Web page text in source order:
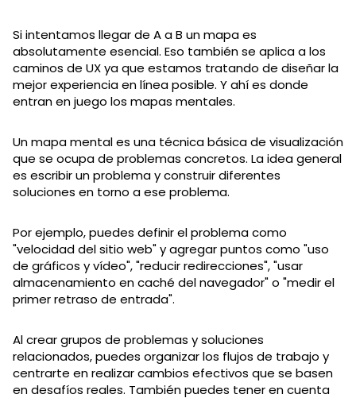
Si intentamos llegar de A a B un mapa es
absolutamente esencial. Eso también se aplica a los
caminos de UX ya que estamos tratando de diseñar la
mejor experiencia en línea posible. Y ahí es donde
entran en juego los mapas mentales.
Un mapa mental es una técnica básica de visualización
que se ocupa de problemas concretos. La idea general
es escribir un problema y construir diferentes
soluciones en torno a ese problema.
Por ejemplo, puedes definir el problema como
"velocidad del sitio web" y agregar puntos como "uso
de gráficos y vídeo", "reducir redirecciones", "usar
almacenamiento en caché del navegador" o "medir el
primer retraso de entrada".
Al crear grupos de problemas y soluciones
relacionados, puedes organizar los flujos de trabajo y
centrarte en realizar cambios efectivos que se basen
en desafíos reales. También puedes tener en cuenta